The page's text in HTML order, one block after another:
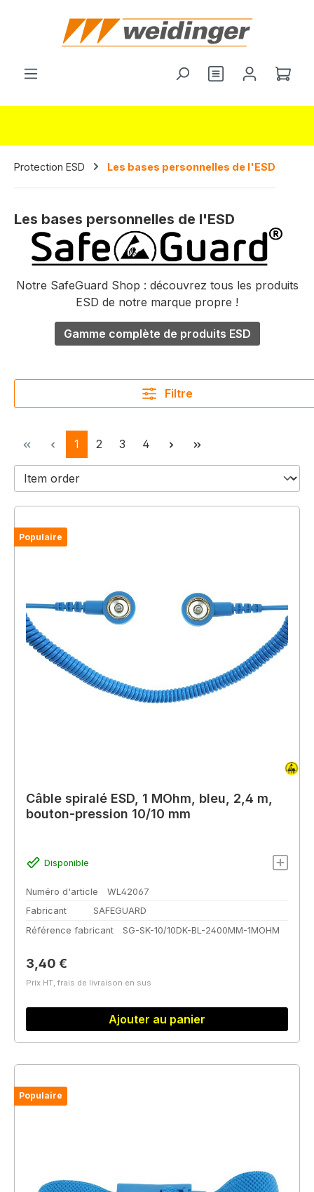
principal
Vous avez 0Le
Protection ESD Les bases personnelles de l'ESD
Les bases personnelles de l'ESD
Notre SafeGuard Shop : découvrez tous les produits
ESD de notre marque propre !
Gamme complète de produits ESD
Filtre
Page
1 Page
2 Page
3 Page
4
Populaire
Câble spiralé ESD, 1 MOhm, bleu, 2,4 m,
bouton-pression 10/10 mm
Disponible
Numéro d'article
WL42067
Fabricant
SAFEGUARD
Référence fabricant
SG-SK-10/10DK-BL-2400MM-1MOHM
Prix régulier :
3,40 €
Prix HT, frais de livraison en sus
Ajouter au panier
Populaire